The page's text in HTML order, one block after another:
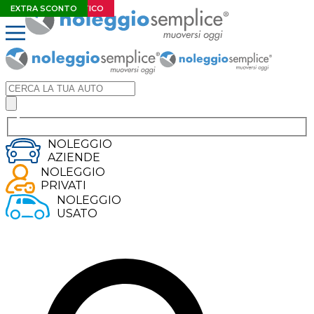
NOLEGGIO
AZIENDE
NOLEGGIO
PRIVATI
NOLEGGIO
USATO
SUPER OFFERTA
CAMBIO AUTOMATICO
EXTRA SCONTO
EXTRA SCONTO